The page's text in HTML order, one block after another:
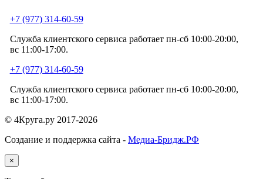
+7 (977) 314-60-59
Служба клиентского сервиса работает пн-сб 10:00-20:00,
вс 11:00-17:00.
+7 (977) 314-60-59
Служба клиентского сервиса работает пн-сб 10:00-20:00,
вс 11:00-17:00.
© 4Круга.ру 2017-2026
Создание и поддержка сайта - Медиа-Бридж.РФ
×